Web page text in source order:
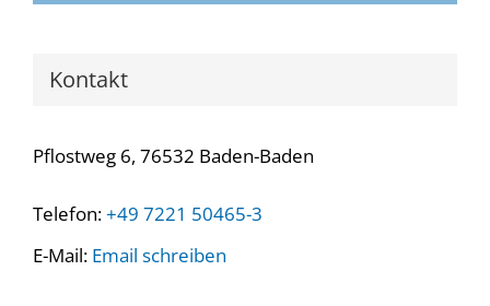
Kontakt
Pflostweg 6, 76532 Baden-Baden
Telefon:+49 7221 50465-3
E-Mail: Email schreiben